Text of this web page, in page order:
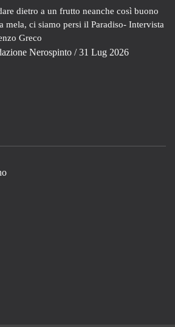
dietro a un frutto neanche così buono
mela, ci siamo persi il Paradiso- Intervista
Greco
Nerospinto / 31 Lug 2026